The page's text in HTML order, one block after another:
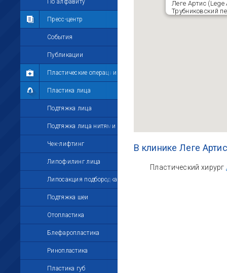
По алфавиту
Пресс-центр
События
Публикации
Пластические операции
Пластика лица
Подтяжка лица
Подтяжка лица нитями
Чек-лифтинг
Липофилинг лица
Липосакция подбородка
Подтяжка шеи
Отопластика
Блефаропластика
Ринопластика
Пластика губ
Мои комментарии
Мои друзья
Моё избранное
Мои настройки
Леге Артис
Трубниковский
В клинике Леге
Пластический хирург